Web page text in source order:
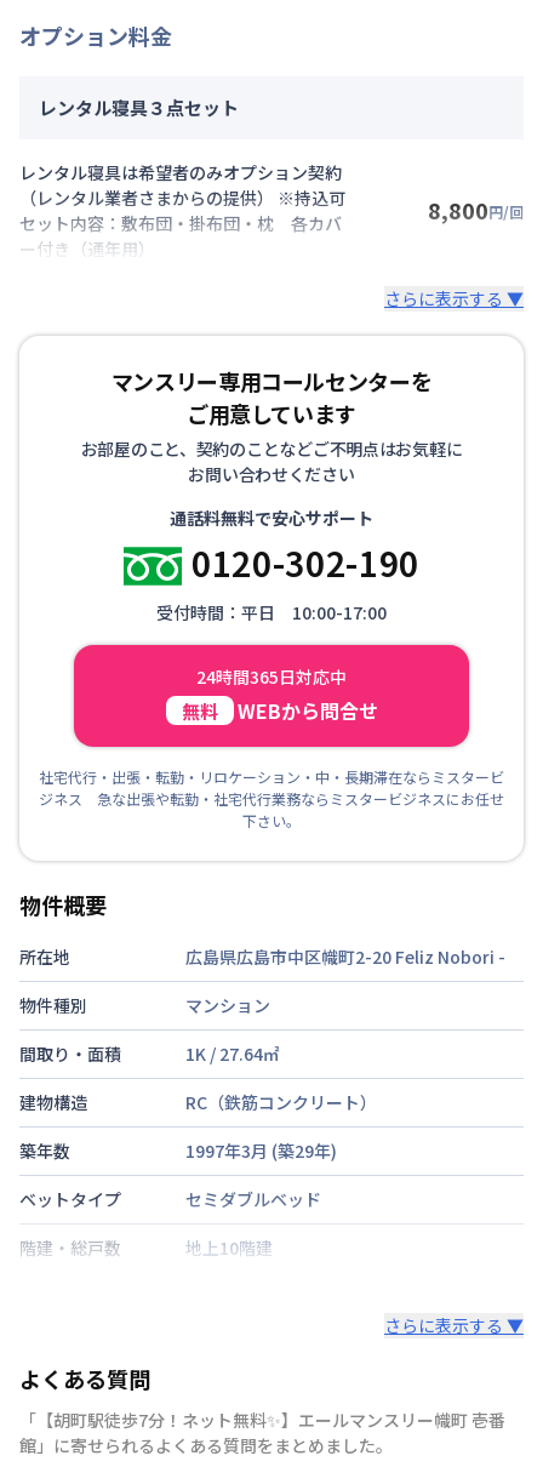
オプション料金
レンタル寝具３点セット
レンタル寝具は希望者のみオプション契約
（レンタル業者さまからの提供） ※持込可
セット内容：敷布団・掛布団・枕 各カバ
ー付き（通年用）
8,800円/回
さらに表示する ▼
マンスリー専用コールセンターを
ご用意しています
お部屋のこと、契約のことなどご不明点はお気軽に
お問い合わせください
通話料無料で安心サポート
0120-302-190
受付時間：平日 10:00-17:00
24時間365日対応中
無料 WEBから問合せ
社宅代行・出張・転勤・リロケーション・中・長期滞在ならミスタービ
ジネス 急な出張や転勤・社宅代行業務ならミスタービジネスにお任せ
下さい。
物件概要
所在地 広島県広島市中区幟町2-20 Feliz Nobori -
物件種別
マンション
間取り・面積
1K / 27.64㎡
建物構造
RC（鉄筋コンクリート）
築年数
1997年3月 (築29年)
ベットタイプ
セミダブルベッド
階建・総戸数
地上10階建
禁煙・喫煙
交通 広島電鉄本線 胡町駅 徒歩
さらに表示する ▼
よくある質問
「【胡町駅徒歩7分！ネット無料✨】エールマンスリー幟町 壱番
館」に寄せられるよくある質問をまとめました。